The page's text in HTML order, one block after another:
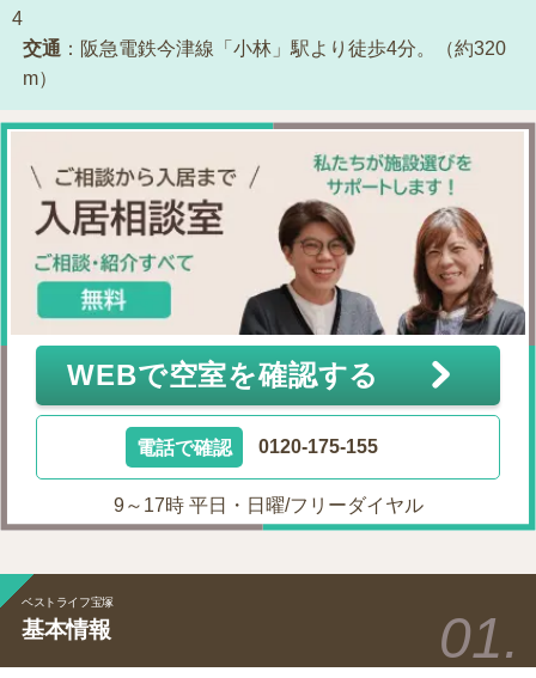
4
交通 ：阪急電鉄今津線「小林」駅より徒歩4分。（約320
m）
WEBで空室を確認する
電話で確認 0120-175-155
9～17時 平日・日曜/フリーダイヤル
ベストライフ宝塚
基本情報